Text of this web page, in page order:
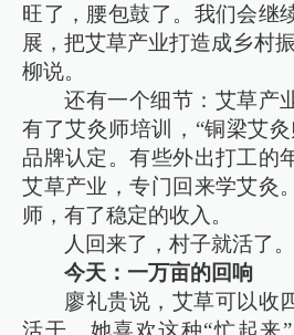
旺了，腰包鼓了。我们会继
展，把艾草产业打造成乡村
柳说。
还有一个细节：艾草产
有了艾灸师培训，“铜梁艾
品牌认定。有些外出打工的
艾草产业，专门回来学艾灸
师，有了稳定的收入。
人回来了，村子就活了。
今天：一万亩的回响
廖礼贵说，艾草可以收
活干。她喜欢这种“忙起来